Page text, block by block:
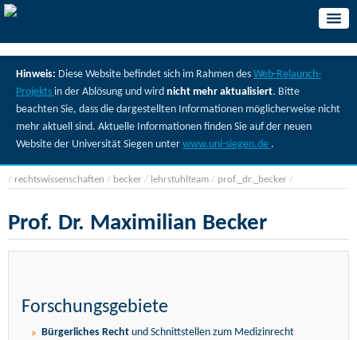
Hinweis: Diese Website befindet sich im Rahmen des Web-Relaunch-
Projekts in der Ablösung und wird nicht mehr aktualisiert. Bitte
beachten Sie, dass die dargestellten Informationen möglicherweise nicht
mehr aktuell sind. Aktuelle Informationen finden Sie auf der neuen
Website der Universität Siegen unter www.uni-siegen.de .
/ rechtswissenschaften / becker / lehrstuhlteam / prof._dr._becker /
Prof. Dr. Maximilian Becker
Forschungsgebiete
Bürgerliches Recht und Schnittstellen zum Medizinrecht